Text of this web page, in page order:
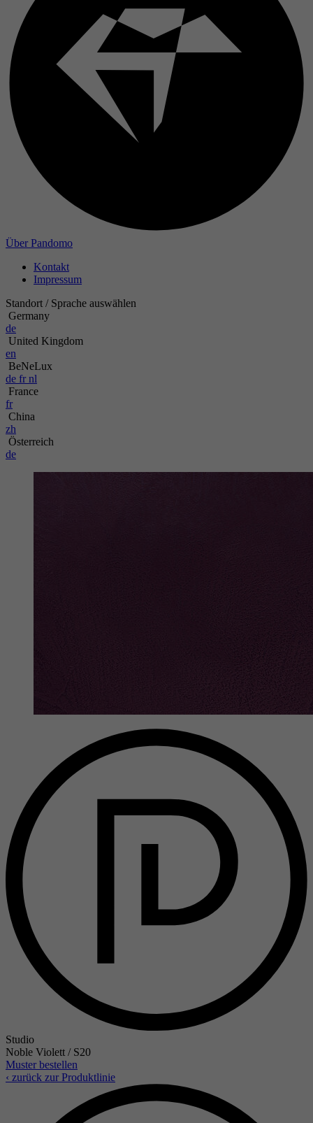
Über Pandomo
Kontakt
Impressum
Standort / Sprache auswählen
Germany
de
United Kingdom
en
BeNeLux
de fr nl
France
fr
China
zh
Österreich
de
Studio
Noble Violett / S20
Muster bestellen
‹ zurück zur Produktlinie